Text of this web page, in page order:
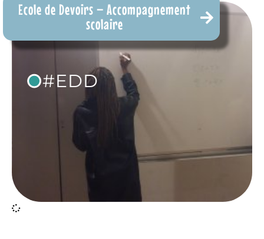
Ecole de Devoirs – Accompagnement
scolaire
•#EDD